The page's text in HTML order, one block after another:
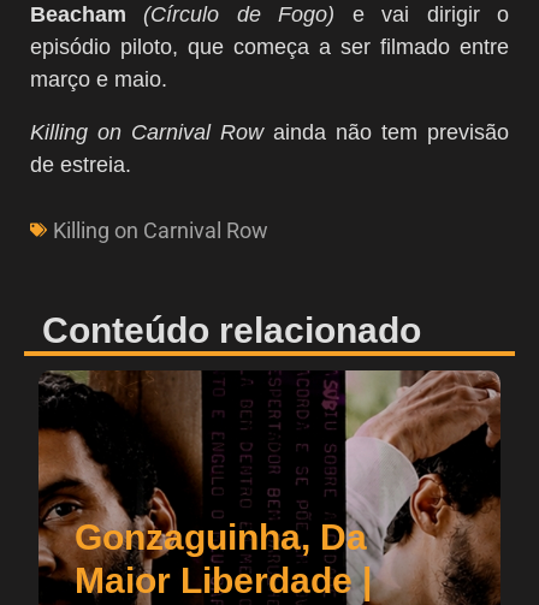
Beacham
(Círculo de Fogo) e vai dirigir o
episódio piloto, que começa a ser filmado entre
março e maio.
Killing on Carnival Rowainda não tem previsão
de estreia.
Killing on Carnival Row
Conteúdo relacionado
Gonzaguinha, Da
Maior Liberdade |